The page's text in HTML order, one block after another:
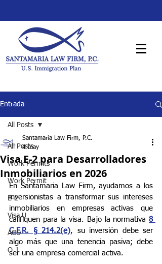
Entrada
All Posts
Work Permits
Work Permit
E-2
Visa U
AOS
O-1
All Posts
Visa E-2 para Desarrolladores
Inmobiliarios en 2026
Santamaria Law Firm, P.C.
4 may
En Santamaria Law Firm, ayudamos a los
inversionistas a transformar sus intereses
inmobiliarios en empresas activas que
califiquen para la visa. Bajo la normativa 8
C.F.R. § 214.2(e), su inversión debe ser
algo más que una tenencia pasiva; debe
ser una empresa comercial activa.